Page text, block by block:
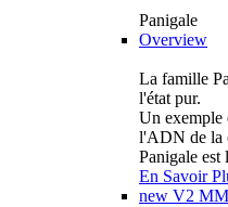
Panigale
Overview
La famille
l'état pur.
Un exemple
l'ADN de la
Panigale est
En Savoir
new V2